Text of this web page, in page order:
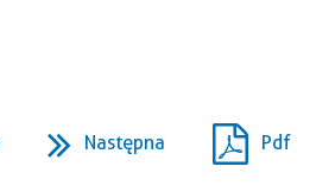
Następna Pdf